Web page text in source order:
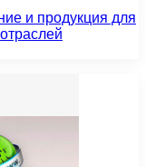
и продукция для